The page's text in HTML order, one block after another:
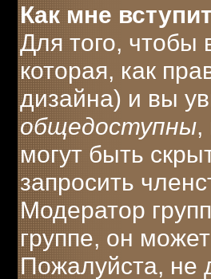
Как мне
Для того, чтобы
которая, как
дизайна) и вы
общедоступны,
могут быть
запросить
Модератор
группе, он
Пожалуйста, не